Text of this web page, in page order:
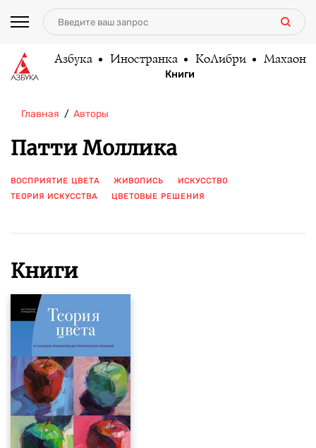
Азбука Иностранка КоЛибри Махаон
Книги
Главная Авторы
Патти Моллика
ВОСПРИЯТИЕ ЦВЕТА ЖИВОПИСЬ
ИСКУССТВО
ТЕОРИЯ ИСКУССТВА
ЦВЕТОВЫЕ РЕШЕНИЯ
Книги